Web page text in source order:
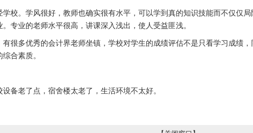
学校。学风很好，教师也确实很有水平，可以学到真的知识技能而不仅仅
专业的老师水平很高，讲课深入浅出，使人受益匪浅。
有很多优秀的会计界老师坐镇，学校对学生的成绩评估不是只看学习成绩
合素质。
备老了点，宿舍楼太老了，生活环境不太好。